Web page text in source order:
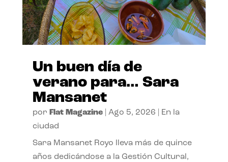
Un buen día de
verano para… Sara
Mansanet
por Flat Magazine| Ago 5, 2026
En la
ciudad
Sara Mansanet Royo lleva más de quince
años dedicándose a la Gestión Cultural,